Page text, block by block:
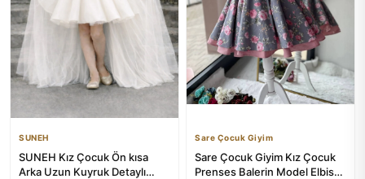
SUNEH
SUNEH Kız Çocuk Ön kısa
Arka Uzun Kuyruk Detaylı
Sare Çocuk Giyim
Sare Çocuk Giyim Kız Çocuk
Prenses Balerin Model Elbise,